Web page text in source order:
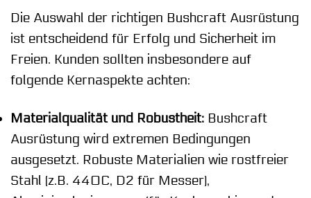
Die Auswahl der richtigen Bushcraft Ausrüstung
ist entscheidend für Erfolg und Sicherheit im
Freien. Kunden sollten insbesondere auf
folgende Kernaspekte achten:
Materialqualität und Robustheit: Bushcraft
Ausrüstung wird extremen Bedingungen
ausgesetzt. Robuste Materialien wie rostfreier
Stahl (z.B. 440C, D2 für Messer),